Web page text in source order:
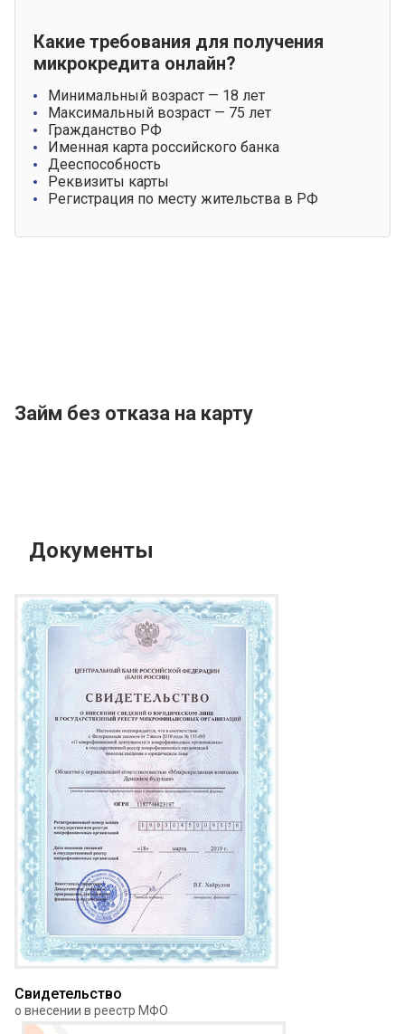
Какие требования для получения
микрокредита онлайн?
Минимальный возраст — 18 лет
Максимальный возраст — 75 лет
Гражданство РФ
Именная карта российского банка
Дееспособность
Реквизиты карты
Регистрация по месту жительства в РФ
Займ без отказа на карту
Документы
Свидетельство
о внесении в реестр МФО